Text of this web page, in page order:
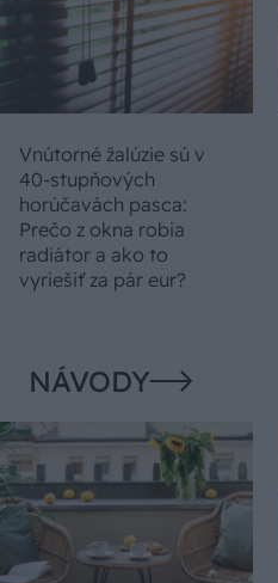
Vnútorné žalúzie sú v
40-stupňových
horúčavách pasca:
Prečo z okna robia
radiátor a ako to
vyriešiť za pár eur?
NÁVODY